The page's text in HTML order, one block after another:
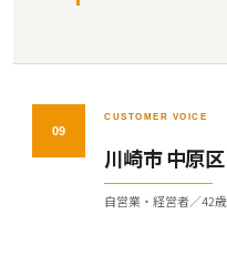
09
CUSTOMER VOICE
川崎市 中原区
自営業・経営者／42